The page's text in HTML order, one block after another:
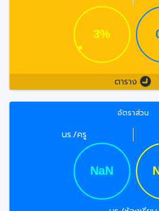
ตาราง
อัตราส่วน
นร./ครู